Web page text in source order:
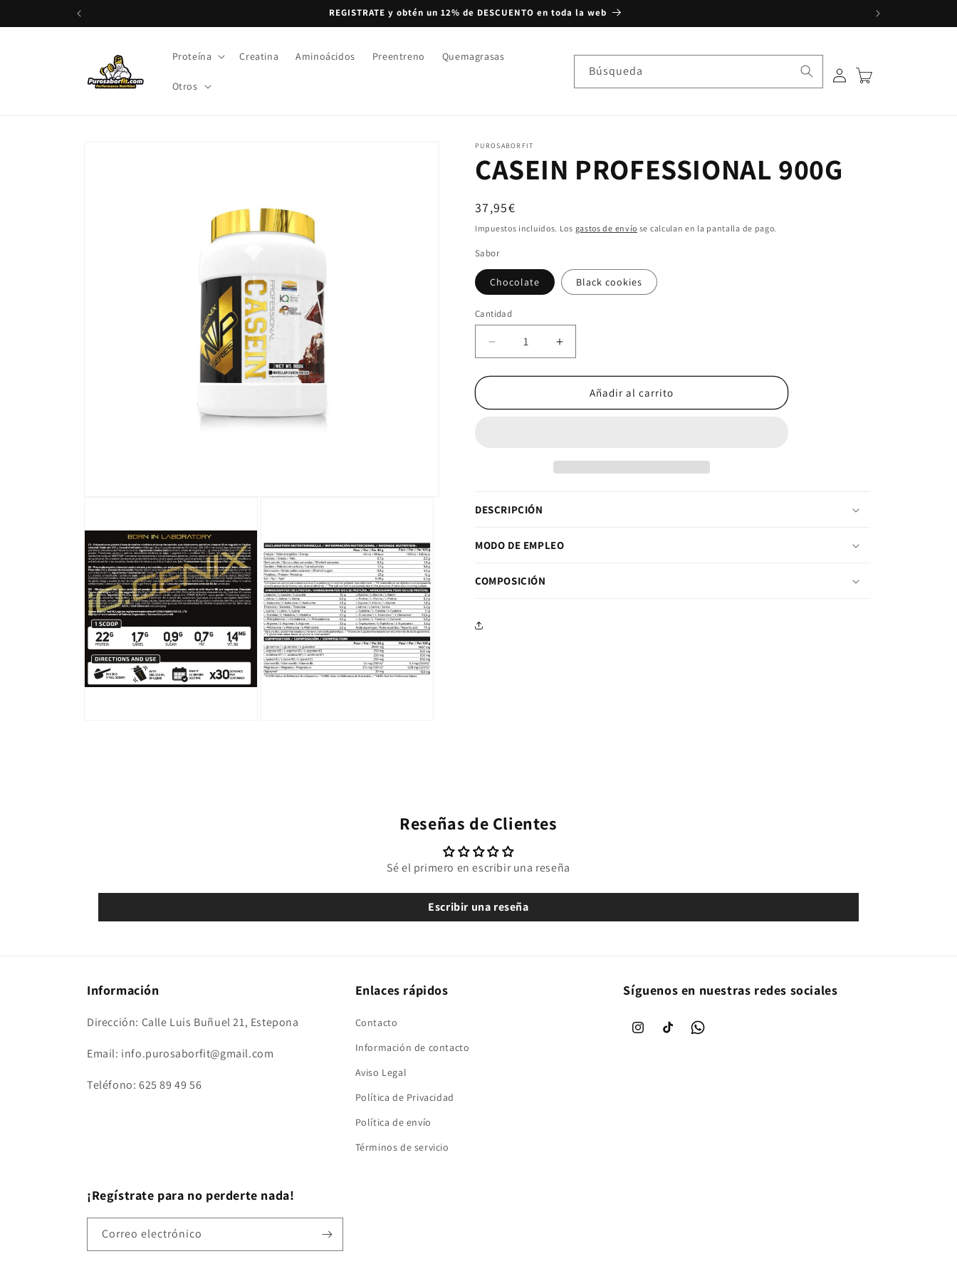
al contenido REGISTRATE y obtén un 12% de DESCUENTO en toda la web
Proteína Creatina Aminoácidos Preentreno Quemagrasas
Otros
Búsqueda Iniciar sesión
Carrito
PUROSABORFIT
CASEIN PROFESSIONAL 900G
Precio habitual
37,95€
Impuestos incluidos. Los gastos de envío se calculan en la pantalla de pago.
Sabor
Chocolate Black cookies
Cantidad
Cantidad
Reducir cantidad para CASEIN PROFESSIONAL 900G
Aumentar cantidad para CASEIN PROFESSIONAL 900G
Añadir al carrito
DESCRIPCIÓN
MODO DE EMPLEO
COMPOSICIÓN
Reseñas de Clientes
Sé el primero en escribir una reseña
Escribir una reseña
Información
Dirección: Calle Luis Buñuel 21, Estepona
Email: info.purosaborfit@gmail.com
Teléfono: 625 89 49 56
Enlaces rápidos
Contacto
Información de contacto
Aviso Legal
Política de Privacidad
Política de envío
Términos de servicio
Síguenos en nuestras redes sociales
InstagramTikTok WhatsApp
¡Regístrate para no perderte nada!
Correo electrónico